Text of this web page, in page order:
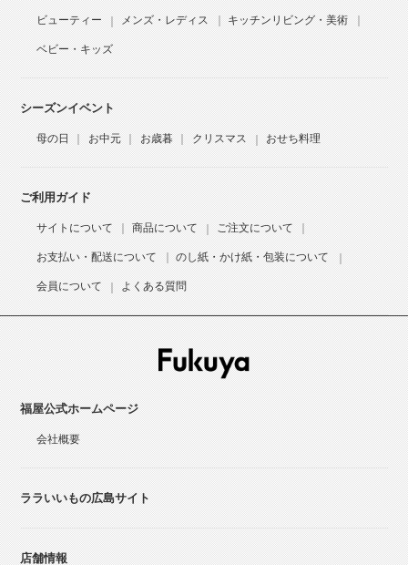
ビューティー メンズ・レディス キッチンリビング・美術
ベビー・キッズ
シーズンイベント
母の日 お中元 お歳暮 クリスマス おせち料理
ご利用ガイド
サイトについて 商品について ご注文について
お支払い・配送について のし紙・かけ紙・包装について
会員について よくある質問
福屋公式ホームページ
会社概要
ララいいもの広島サイト
店舗情報